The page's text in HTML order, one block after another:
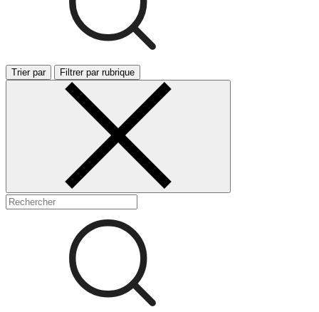
Trier par Filtrer par rubrique